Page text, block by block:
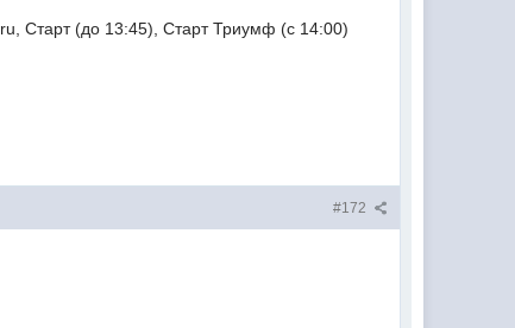
Старт (до 13:45), Старт Триумф (с 14:00)
#172